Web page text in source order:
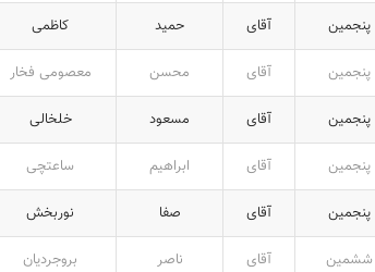
پنجمین آقای حمید کاظمی
پنجمین آقای محسن معصومی فخار
پنجمین آقای مسعود خلخالی
پنجمین آقای ابراهیم ساعتچی
پنجمین آقای صفا نوربخش
ششمین آقای ناصر بروجردیان